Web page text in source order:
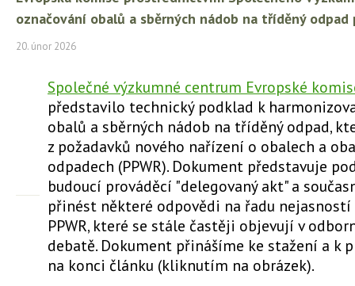
označování obalů a sběrných nádob na tříděný
20. únor 2026
Společné výzkumné centrum Evropské
představilo technický podklad k
obalů a sběrných nádob na tříděný odpad,
z požadavků nového nařízení o obalech a
odpadech (PPWR). Dokument představuje
budoucí prováděcí "delegovaný akt" a
přinést některé odpovědi na řadu
PPWR, které se stále častěji objevují v
debatě. Dokument přinášíme ke stažení a k
na konci článku (kliknutím na obrázek).